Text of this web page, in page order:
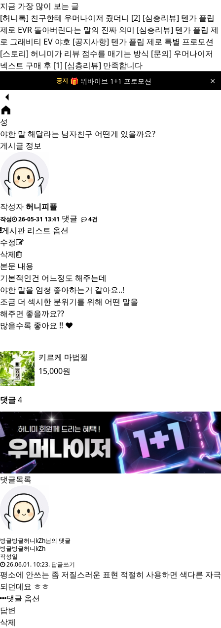
지금 가장 많이 보는 글
[허니톡] 친구한테 우머나이저 줬더니 [2] [심층리뷰] 텐가 플립
제로 EVR 돌아버린다는 말의 진짜 의미 [심층리뷰] 텐가 플립 제
로 그래비티 EV 야호 [공지사항] 텐가 플립 제로 특별 프로모션
[스토리] 허니미가 리뷰 점수를 매기는 방식 [문의] 우머나이저
넥스트 구매 후 [1] [심층리뷰] 만족합니다
공지 🎁 위바이브 1+1 프로모션
×
성
야한 말 해달라는 남자친구 어떤게 있을까요?
게시글 정보
작성자허니피플
작성 26-05-31 13:41 댓글 4건
게시판 리스트 옵션
수정
삭제
본문 내용
기본적인건 어느정도 해주는데
야한 말을 엄청 좋아하는거 같아요..!
조금 더 섹시한 분위기를 위해 어떤 말을
해주면 좋을까요??
많을수록 좋아요 !! ❤️
키르케 마법젤
15,000원
댓글4
댓글목록
방글방글허니kZh님의 댓글
방글방글허니kZh
작성일
26.06.01. 10:23. 답글쓰기
평소에 안쓰는 좀 저질스러운 표현 적절히 사용하면 색다른 자극
되던데요 ㅎㅎ
댓글 옵션
답변
삭제